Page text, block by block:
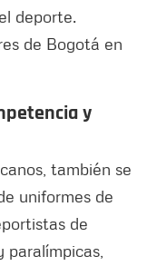
deporte.
de Bogotá en
y
también se
uniformes de
de
paralímpicas,